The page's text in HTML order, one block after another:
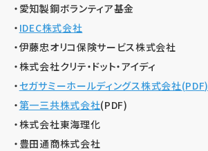
・愛知製鋼ボランティア基金
・ IDEC株式会社
・伊藤忠オリコ保険サービス株式会社
・株式会社クリテ・ドット・アイディ
・セガサミーホールディングス株式会社(PDF)
・第一三共株式会社(PDF)
・株式会社東海理化
・豊田通商株式会社